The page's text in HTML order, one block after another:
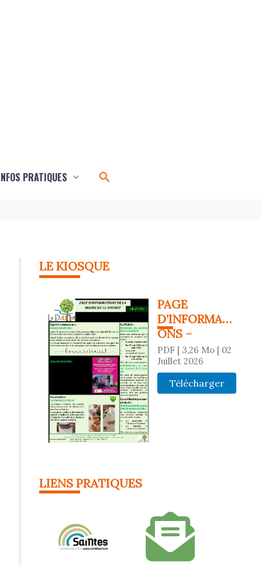
PRATIQUES Rechercher
LE KIOSQUE
PAGE
D’INFORMATI
ONS –
JUILLET 2026
PDF | 3,26 Mo | 02
Juillet 2026
Télécharger
LIENS PRATIQUES